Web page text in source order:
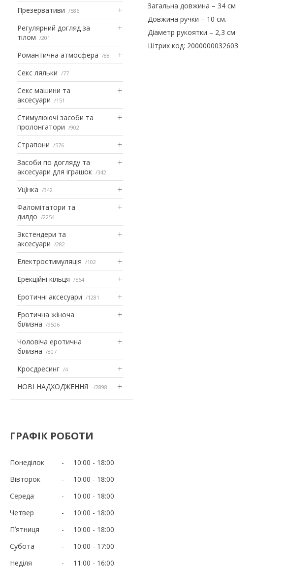
Презервативи 586
Регулярний догляд за
тілом
201
Романтична атмосфера 88
Секс ляльки 77
Секс машини та
аксесуари
151
Стимулюючі засоби та
пролонгатори
902
Страпони 576
Засоби по догляду та
аксесуари для іграшок
342
Уцінка 342
Фаломітатори та
дилдо
2254
Экстендери та
аксесуари
282
Електростимуляція 102
Ерекційні кільця 564
Еротичні аксесуари 1281
Еротична жіноча
білизна
9506
Чоловіча еротична
білизна
807
Кросдресинг 4
НОВІ НАДХОДЖЕННЯ 2898
ГРАФІК РОБОТИ
Понеділок 10:00
18:00
Вівторок
10:00
18:00
Середа
10:00
18:00
Четвер
10:00
18:00
Пʼятниця
10:00
18:00
Субота
10:00
17:00
Неділя
11:00 16:00
Загальна довжина – 34 см
Довжина ручки – 10 см.
Діаметр рукоятки – 2,3 см
Штрих код: 2000000032603